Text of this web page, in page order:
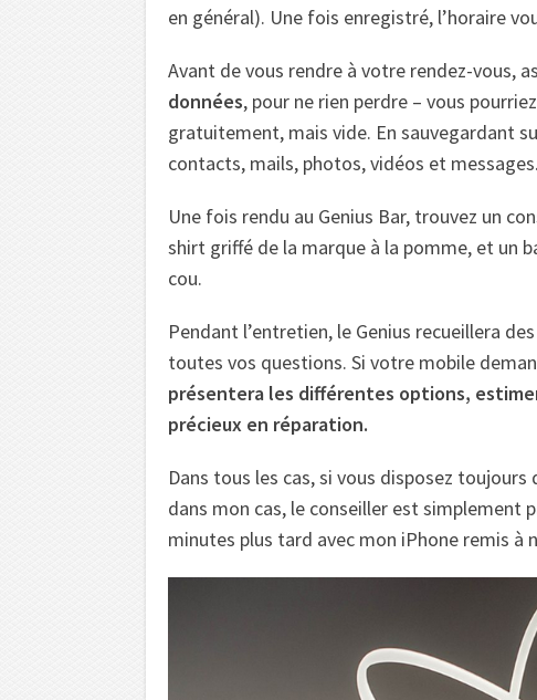
en général). Une fois enregistré, l’horaire
Avant de vous rendre à votre rendez-vous,
données, pour ne rien perdre – vous
gratuitement, mais vide. En sauvegardant
contacts, mails, photos, vidéos et messages.
Une fois rendu au Genius Bar, trouvez un
shirt griffé de la marque à la pomme, et un
cou.
Pendant l’entretien, le Genius recueillera
toutes vos questions. Si votre mobile
présentera les différentes options,
précieux en réparation.
Dans tous les cas, si vous disposez toujours
dans mon cas, le conseiller est simplement
minutes plus tard avec mon iPhone remis à